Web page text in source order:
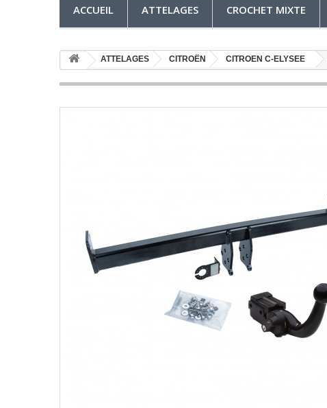
ACCUEIL ATTELAGES CROCHET MIXTE
ATTELAGES CITROËN CITROEN C-ELYSEE